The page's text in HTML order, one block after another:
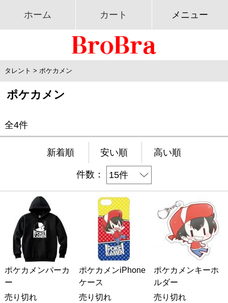
ホーム カート メニュー
タレント > ポケカメン
ポケカメン
全4件
新着順 安い順 高い順
件数：
ポケカメンパーカ
ー
売り切れ
ポケカメンiPhone
ケース
売り切れ
ポケカメンキーホ
ルダー
売り切れ